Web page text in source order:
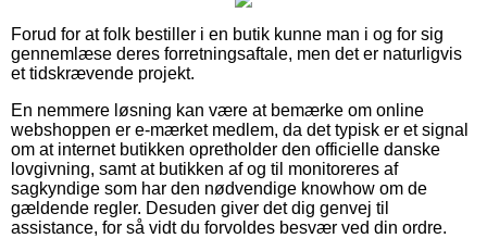
Forud for at folk bestiller i en butik kunne man i og for sig
gennemlæse deres forretningsaftale, men det er naturligvis
et tidskrævende projekt.
En nemmere løsning kan være at bemærke om online
webshoppen er e-mærket medlem, da det typisk er et signal
om at internet butikken opretholder den officielle danske
lovgivning, samt at butikken af og til monitoreres af
sagkyndige som har den nødvendige knowhow om de
gældende regler. Desuden giver det dig genvej til
assistance, for så vidt du forvoldes besvær ved din ordre.